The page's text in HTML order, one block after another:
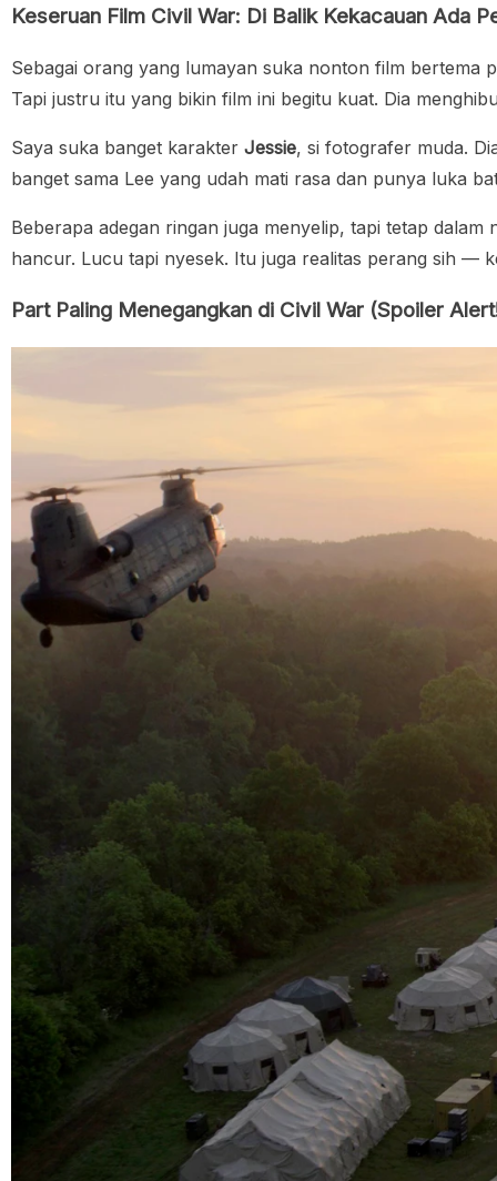
Keseruan Film Civil War: Di Balik Kekacauan Ada
Sebagai orang yang lumayan suka nonton film
Tapi justru itu yang bikin film ini begitu kuat. Dia
Saya suka banget karakter Jessie, si fotografer muda.
banget sama Lee yang udah mati rasa dan punya luka
Beberapa adegan ringan juga menyelip, tapi tetap
hancur. Lucu tapi nyesek. Itu juga realitas perang sih —
Part Paling Menegangkan di Civil War (Spoiler